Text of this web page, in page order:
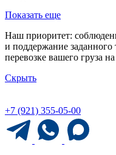
Показать еще
Наш приоритет:
и поддержание
перевозке вашего груза
Скрыть
+7 (921) 355-05-00